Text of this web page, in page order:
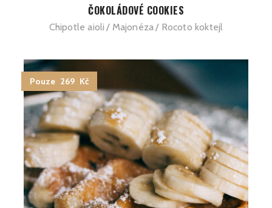
ČOKOLÁDOVÉ COOKIES
Chipotle aioli Majonéza Rocoto koktejl
Pouze 269 Kč